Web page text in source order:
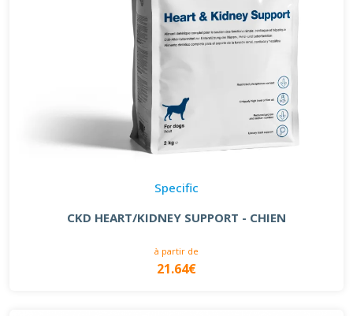
Specific
CKD HEART/KIDNEY SUPPORT - CHIEN
à partir de
21.64€